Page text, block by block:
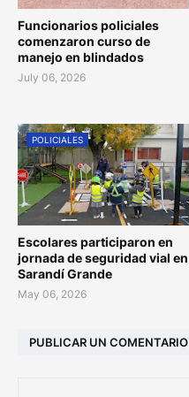
Funcionarios policiales
comenzaron curso de
manejo en blindados
July 06, 2026
POLICIALES
Escolares participaron en
jornada de seguridad vial en
Sarandí Grande
May 06, 2026
PUBLICAR UN COMENTARIO